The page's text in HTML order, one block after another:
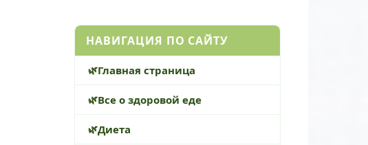
НАВИГАЦИЯ ПО САЙТУ
Главная страница
Все о здоровой еде
Диета